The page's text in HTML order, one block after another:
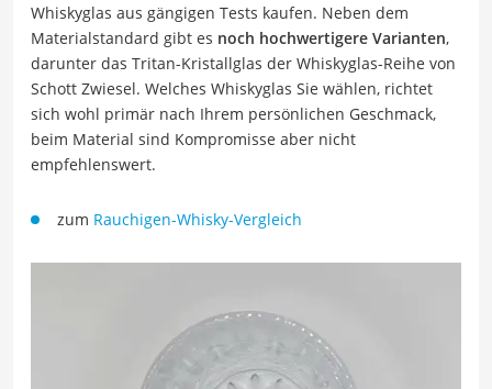
Whiskyglas aus gängigen Tests kaufen. Neben dem
Materialstandard gibt es noch hochwertigere Varianten,
darunter das Tritan-Kristallglas der Whiskyglas-Reihe von
Schott Zwiesel. Welches Whiskyglas Sie wählen, richtet
sich wohl primär nach Ihrem persönlichen Geschmack,
beim Material sind Kompromisse aber nicht
empfehlenswert.
zum Rauchigen-Whisky-Vergleich